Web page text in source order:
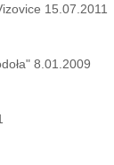
15.07.2011
8.01.2009